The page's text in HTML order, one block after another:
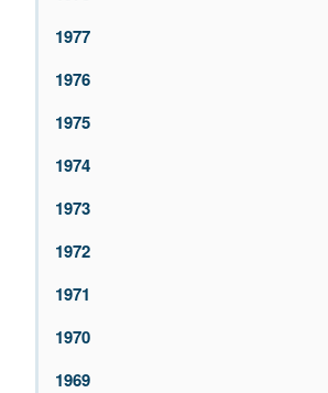
1977
1976
1975
1974
1973
1972
1971
1970
1969